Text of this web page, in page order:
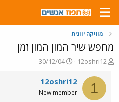
מוזיקה יוונית
מחפש שיר המון המון זמן
פ
ו
ת
ח
ה
12oshri12
פ
ו
ר
ם
30/12/04
1
12oshri12
New member